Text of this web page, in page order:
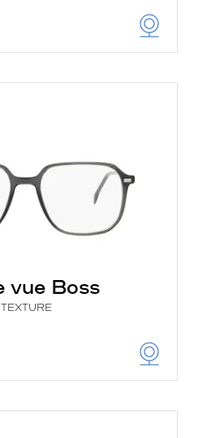
vue Boss